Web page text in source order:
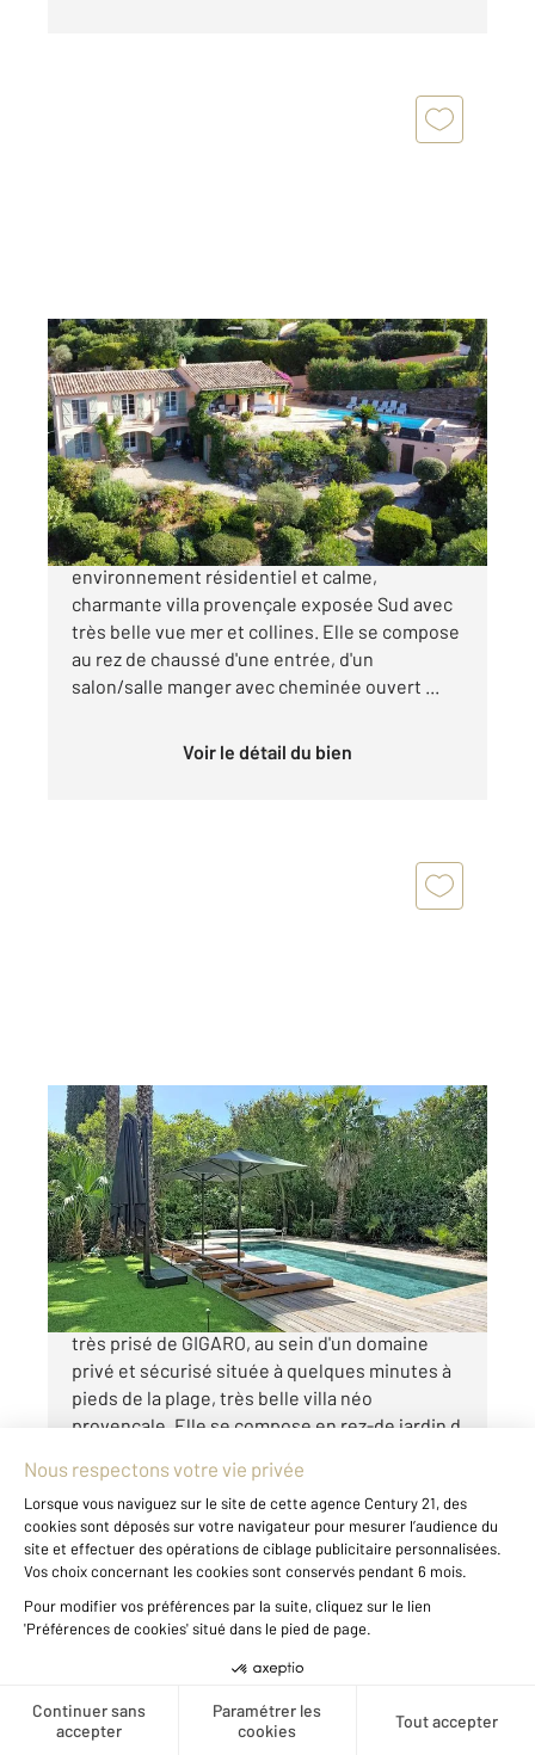
Créer une alerte
LA CROIX VALMER 83
160 m2, 7 pièces
Ref : 5124
Maison à vendre
2 290 000 €
LA CROIX VALMER Situé dans un
environnement résidentiel et calme,
charmante villa provençale exposée Sud avec
très belle vue mer et collines. Elle se compose
au rez de chaussé d'une entrée, d'un
salon/salle manger avec cheminée ouvert ...
Voir le détail du bien
LA CROIX VALMER 83
140 m2, 5 pièces
Ref : 5095
Maison à vendre
2 300 000 €
GIGARO - LA CROIX VALMER Dans le secteur
très prisé de GIGARO, au sein d'un domaine
privé et sécurisé située à quelques minutes à
pieds de la plage, très belle villa néo
provençale. Elle se compose en rez-de jardin d
Voir le détail du bien